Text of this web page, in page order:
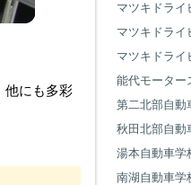
他にも多彩
マツキドライ
マツキドライ
マツキドライ
能代モーター
第二北部自動
秋田北部自動
湯本自動車学
南湖自動車学